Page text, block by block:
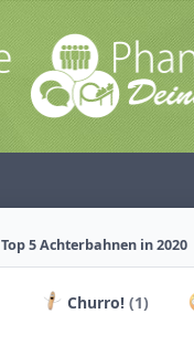
Top 5 Achterbahnen in 2020
Churro! (1)